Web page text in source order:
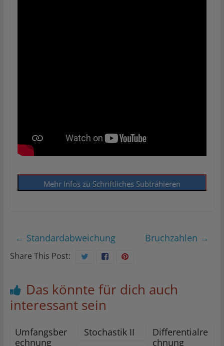
Mehr Infos zu Schriftliches Subtrahieren
← Standardabweichung Bruchzahlen →
Share This Post:
Das könnte für dich auch
interessant sein
Umfangsber
echnung
Stochastik II
Differentialre
chnung